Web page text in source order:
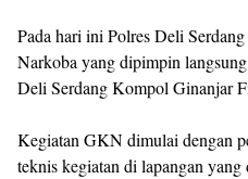
Pada hari ini Polres Deli
Narkoba yang dipimpin
Deli Serdang Kompol Ginanjar
Kegiatan GKN dimulai dengan
teknis kegiatan di lapangan